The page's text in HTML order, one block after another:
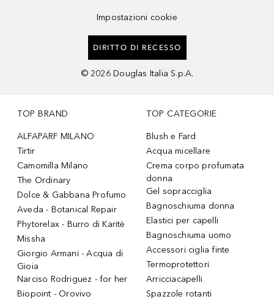
Impostazioni cookie
DIRITTO DI RECESSO
© 2026 Douglas Italia S.p.A.
TOP BRAND
ALFAPARF MILANO
Tirtir
Camomilla Milano
The Ordinary
Dolce & Gabbana Profumo
Aveda - Botanical Repair
Phytorelax - Burro di Karitè
Missha
Giorgio Armani - Acqua di
Gioia
Narciso Rodriguez - for her
Biopoint - Orovivo
TOP CATEGORIE
Blush e Fard
Acqua micellare
Crema corpo profumata
donna
Gel sopracciglia
Bagnoschiuma donna
Elastici per capelli
Bagnoschiuma uomo
Accessori ciglia finte
Termoprotettori
Arricciacapelli
Spazzole rotanti